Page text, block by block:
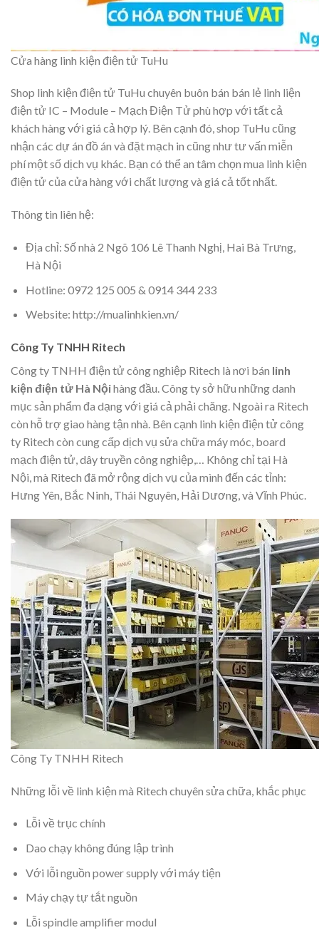
Cửa hàng linh kiện điện tử TuHu
Shop linh kiện điện tử TuHu chuyên buôn bán bán lẻ linh liện
điện tử IC – Module – Mạch Điện Tử phù hợp với tất cả
khách hàng với giá cả hợp lý. Bên cạnh đó, shop TuHu cũng
nhận các dự án đồ án và đặt mạch in cũng như tư vấn miễn
phí một số dịch vụ khác. Bạn có thể an tâm chọn mua linh kiện
điện tử của cửa hàng với chất lượng và giá cả tốt nhất.
Thông tin liên hệ:
Địa chỉ: Số nhà 2 Ngõ 106 Lê Thanh Nghị, Hai Bà Trưng,
Hà Nội
Hotline: 0972 125 005 & 0914 344 233
Website: http://mualinhkien.vn/
Công Ty TNHH Ritech
Công ty TNHH điện tử công nghiệp Ritech là nơi bán linh
kiện điện tử Hà Nộihàng đầu. Công ty sở hữu những danh
mục sản phẩm đa dạng với giá cả phải chăng. Ngoài ra Ritech
còn hỗ trợ giao hàng tận nhà. Bên cạnh linh kiện điện tử công
ty Ritech còn cung cấp dịch vụ sửa chữa máy móc, board
mạch điện tử, dây truyền công nghiệp,… Không chỉ tại Hà
Nội, mà Ritech đã mở rộng dịch vụ của mình đến các tỉnh:
Hưng Yên, Bắc Ninh, Thái Nguyên, Hải Dương, và Vĩnh Phúc.
Công Ty TNHH Ritech
Những lỗi về linh kiện mà Ritech chuyên sửa chữa, khắc phục
Lỗi về trục chính
Dao chạy không đúng lập trình
Với lỗi nguồn power supply với máy tiện
Máy chạy tự tắt nguồn
Lỗi spindle amplifier modul